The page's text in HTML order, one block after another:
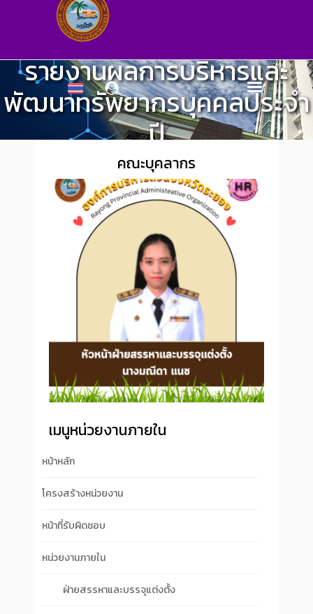
รายงานผลการบริหารและ
พัฒนาทรัพยากรบุคคลประจำ
ปี
กองการเจ้าหน้าที่>การบริหารงานบุคคล
คณะบุคลากร
เมนูหน่วยงานภายใน
หน้าหลัก
โครงสร้างหน่วยงาน
หน้าที่รับผิดชอบ
หน่วยงานภายใน
ฝ่ายสรรหาและบรรจุแต่งตั้ง